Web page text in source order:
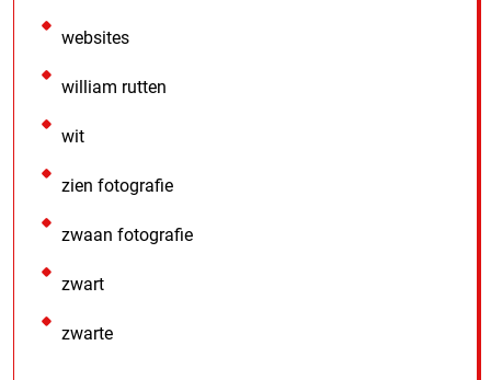
websites
william rutten
wit
zien fotografie
zwaan fotografie
zwart
zwarte